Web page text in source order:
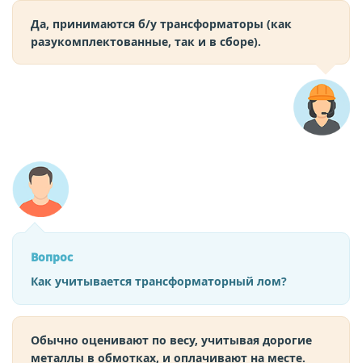
Да, принимаются б/у трансформаторы (как
разукомплектованные, так и в сборе).
Вопрос
Как учитывается трансформаторный лом?
Обычно оценивают по весу, учитывая дорогие
металлы в обмотках, и оплачивают на месте.